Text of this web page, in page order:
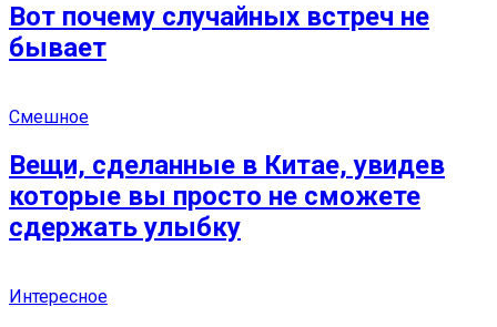
Вот почему случайных встреч не
бывает
Смешное
Вещи, сделанные в Китае, увидев
которые вы просто не сможете
сдержать улыбку
Интересное